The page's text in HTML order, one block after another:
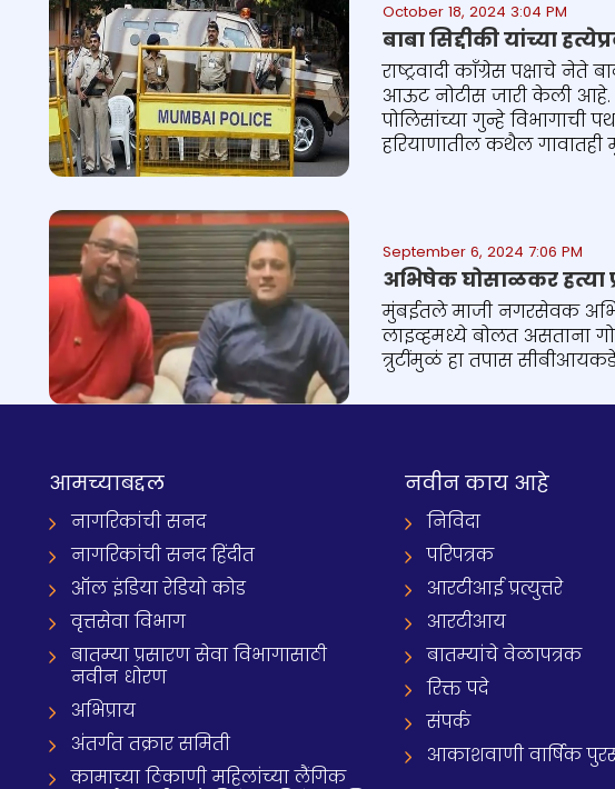
October 18, 2024 3:04 PM
बाबा सिद्दीकी यांच्या
राष्ट्रवादी काँग्रेस पक्षाचे नेते
आऊट नोटीस जारी केली आहे.
पोलिसांच्या गुन्हे विभागाची
हरियाणातील कथैल गावातही
September 6, 2024 7:06 PM
अभिषेक घोसाळकर हत्या
मुंबईतले माजी नगरसेवक
लाइव्हमध्ये बोलत असताना
त्रुटींमुळं हा तपास
आमच्याबद्दल
नागरिकांची सनद
नागरिकांची सनद हिंदीत
ऑल इंडिया रेडियो कोड
वृत्तसेवा विभाग
बातम्या प्रसारण सेवा विभागासाठी
नवीन धोरण
अभिप्राय
अंतर्गत तक्रार समिती
कामाच्या ठिकाणी महिलांच्या लैंगिक
नवीन काय आहे
निविदा
परिपत्रक
आरटीआई प्रत्युत्तरे
आरटीआय
बातम्यांचे वेळापत्रक
रिक्त पदे
संपर्क
आकाशवाणी वार्षिक